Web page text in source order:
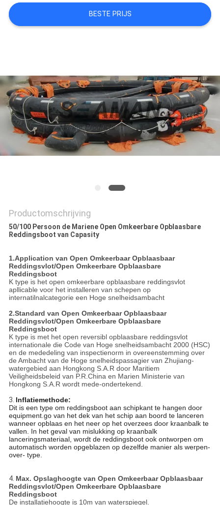
BESTE PRIJS
Productomschrijving
50/100 Persoon de Mariene Open Omkeerbare Opblaasbare
Reddingsboot van Capasity
1.Application van Open Omkeerbaar Opblaasbaar
Reddingsvlot/Open Omkeerbare Opblaasbare
Reddingsboot
K type is het open omkeerbare opblaasbare reddingsvlot
apllicable voor het installeren van schepen op
internatilnalcategorie een Hoge snelheidsambacht
2.Standard van Open Omkeerbaar Opblaasbaar
Reddingsvlot/Open Omkeerbare Opblaasbare
Reddingsboot
K type is met het open reversibl opblaasbare reddingsvlot
internationale die Code van Hoge snelheidsambacht 2000 (HSC)
en de mededeling van inspectienorm in overeenstemming over
de Ambacht van de Hoge snelheidspassagier van Zhujiang-
watergebied aan Hongkong S.A.R door Maritiem
Veiligheidsbeleid van P.R.China en Marien Ministerie van
Hongkong S.A.R wordt mede-ondertekend.
3. Inflatiemethode:
Dit is een type om reddingsboot aan schipkant te hangen door
equipment.go van het dek van het schip aan boord te lanceren
wanneer opblaas en het neer op het overzees door kraanbalk te
vallen. In het geval van mislukking op kraanbalk
lanceringsmateriaal, wordt de reddingsboot ook ontworpen om
automatisch worden opgeblazen op dezelfde manier als werpen-
over- type.
4. Max. Opslaghoogte van Open Omkeerbaar Opblaasbaar
Reddingsvlot/Open Omkeerbare Opblaasbare
Reddingsboot
De installatiehoogte is 10m van waterspiegel.